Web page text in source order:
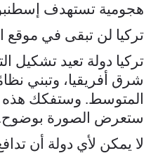
هجومية تستهدف
تركيا لن تبقى في موقع
تركيا دولة تعيد تشكيل
شرق أفريقيا، وتبني
المتوسط. وستفكك هذه
ستعرض الصورة
لا يمكن لأي دولة أن